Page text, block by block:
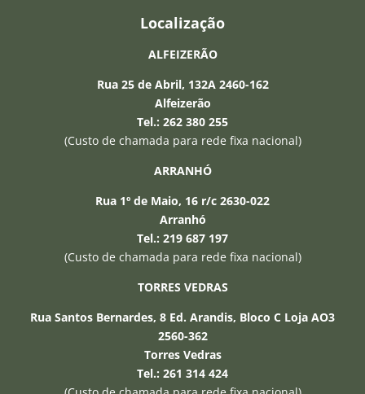
Localização
ALFEIZERÃO
Rua 25 de Abril, 132A 2460-162
Alfeizerão
Tel.: 262 380 255
(Custo de chamada para rede fixa nacional)
ARRANHÓ
Rua 1º de Maio, 16 r/c 2630-022
Arranhó
Tel.: 219 687 197
(Custo de chamada para rede fixa nacional)
TORRES VEDRAS
Rua Santos Bernardes, 8 Ed. Arandis, Bloco C Loja AO3
2560-362
Torres Vedras
Tel.: 261 314 424
posso esclarecer qualquer duvida que
tenha. Relembro que a informação que
forneço é baseada em inteligência
artificial e pode não estar correcta.